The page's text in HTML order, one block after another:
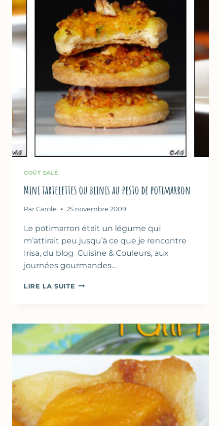
GALETTE
DES
ROIS
GOÛT SALÉ
Mini tartelettes ou blinis au pesto de potimarron
Par Carole 25 novembre 2009
Le potimarron était un légume qui
m’attirait peu jusqu’à ce que je rencontre
Irisa, du blog Cuisine & Couleurs, aux
journées gourmandes…
LIRE LA SUITE MINI
AU
PESTO
DE
POTIMARRON